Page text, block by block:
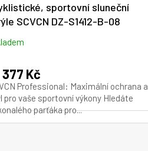
sportovní sluneční
SCVCN DZ-S1412-B-08
377 Kč
Professional: Maximální ochrana a
pro vaše sportovní výkony Hledáte
parťáka pro...